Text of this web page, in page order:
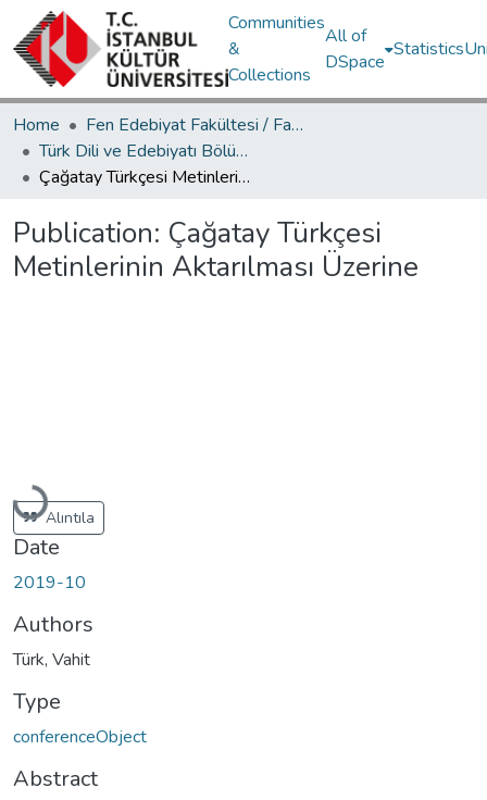
Communities
&
Collections
All of
DSpace
Statistics
Home
Fen Edebiyat Fakültesi / Faculty of Letters and Sciences
Türk Dili ve Edebiyatı Bölümü / Department of Turkish Language and Literature
Çağatay Türkçesi Metinlerinin Aktarılması Üzerine
Publication: Çağatay Türkçesi
Metinlerinin Aktarılması Üzerine
Loading...
Alıntıla
Date
2019-10
Authors
Türk, Vahit
Type
conferenceObject
Abstract